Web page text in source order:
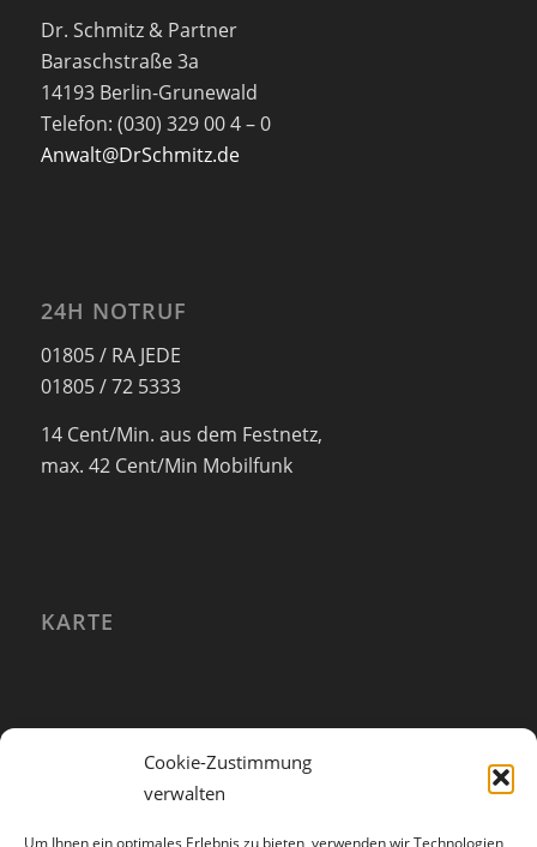
Cookie-Zustimmung
verwalten
Um Ihnen ein optimales Erlebnis zu bieten, verwenden wir Technologien
Dr. Schmitz & Partner
Baraschstraße 3a
14193 Berlin-Grunewald
Telefon: (030) 329 00 4 – 0
Anwalt@DrSchmitz.de
24H NOTRUF
01805 / RA JEDE
01805 / 72 5333
14 Cent/Min. aus dem Festnetz,
max. 42 Cent/Min Mobilfunk
KARTE